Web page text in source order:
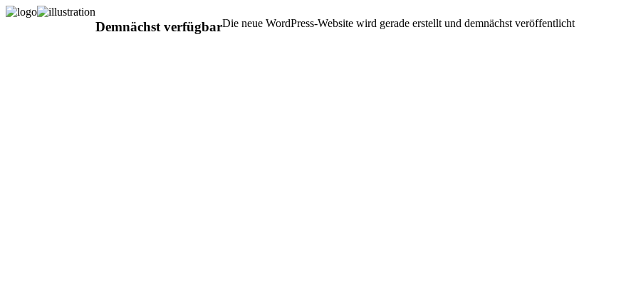
Demnächst verfügbarDie neue WordPress-Website wird gerade erstellt und demnächst veröffentlicht